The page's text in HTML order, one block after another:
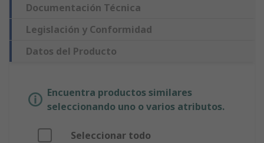
Documentación Técnica
Legislación y Conformidad
Datos del Producto
Encuentra productos similares
seleccionando uno o varios atributos.
Seleccionar todo